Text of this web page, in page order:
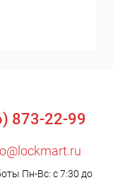
873-22-99
Пн-Вс: с 7:30 до